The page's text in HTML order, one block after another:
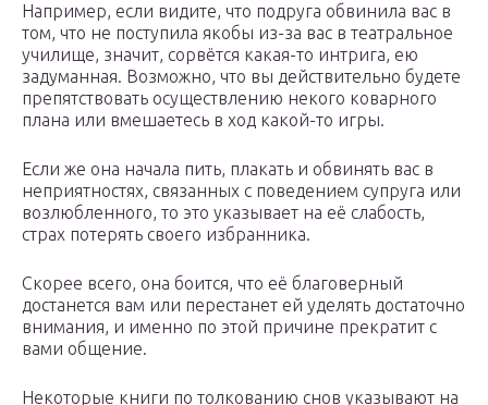
Например, если видите, что подруга обвинила вас в
том, что не поступила якобы из-за вас в театральное
училище, значит, сорвётся какая-то интрига, ею
задуманная. Возможно, что вы действительно будете
препятствовать осуществлению некого коварного
плана или вмешаетесь в ход какой-то игры.
Если же она начала пить, плакать и обвинять вас в
неприятностях, связанных с поведением супруга или
возлюбленного, то это указывает на её слабость,
страх потерять своего избранника.
Скорее всего, она боится, что её благоверный
достанется вам или перестанет ей уделять достаточно
внимания, и именно по этой причине прекратит с
вами общение.
Некоторые книги по толкованию снов указывают на